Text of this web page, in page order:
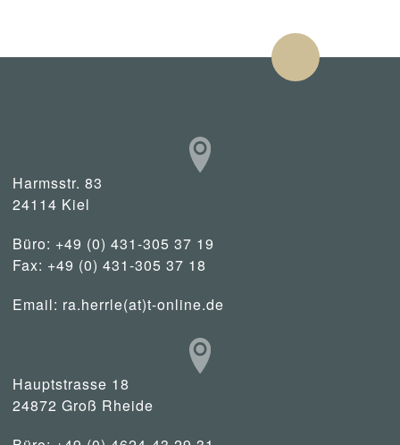
Harmsstr. 83
24114 Kiel
Büro: +49 (0) 431-305 37 19
Fax: +49 (0) 431-305 37 18
Email: ra.herrle(at)t-online.de
Hauptstrasse 18
24872 Groß Rheide